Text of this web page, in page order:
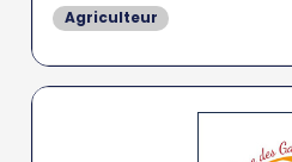
Agriculteur